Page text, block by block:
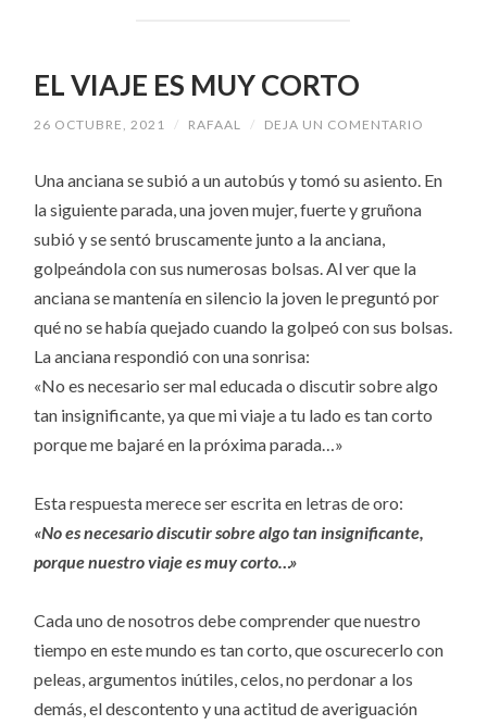
EL VIAJE ES MUY CORTO
26 OCTUBRE, 2021 / RAFAAL / DEJA UN COMENTARIO
Una anciana se subió a un autobús y tomó su asiento. En
la siguiente parada, una joven mujer, fuerte y gruñona
subió y se sentó bruscamente junto a la anciana,
golpeándola con sus numerosas bolsas. Al ver que la
anciana se mantenía en silencio la joven le preguntó por
qué no se había quejado cuando la golpeó con sus bolsas.
La anciana respondió con una sonrisa:
«No es necesario ser mal educada o discutir sobre algo
tan insignificante, ya que mi viaje a tu lado es tan corto
porque me bajaré en la próxima parada…»
Esta respuesta merece ser escrita en letras de oro:
«No es necesario discutir sobre algo tan insignificante,
porque nuestro viaje es muy corto…»
Cada uno de nosotros debe comprender que nuestro
tiempo en este mundo es tan corto, que oscurecerlo con
peleas, argumentos inútiles, celos, no perdonar a los
demás, el descontento y una actitud de averiguación